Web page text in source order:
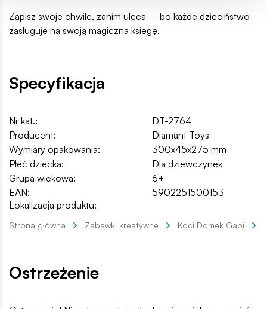
Zapisz swoje chwile, zanim ulecą – bo każde dzieciństwo
zasługuje na swoją magiczną księgę.
Specyfikacja
Nr kat.:
DT-2764
Producent:
Diamant Toys
Wymiary opakowania:
300x45x275 mm
Płeć dziecka:
Dla dziewczynek
Grupa wiekowa:
6+
EAN:
5902251500153
Lokalizacja produktu:
Strona główna Zabawki kreatywne Koci Domek Gabi
Ostrzeżenie